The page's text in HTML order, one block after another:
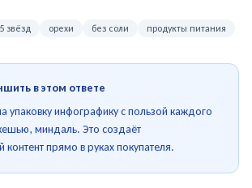
5 звёзд орехи без соли продукты питания
в этом ответе
упаковку инфографику с пользой каждого
миндаль. Это создаёт
контент прямо в руках покупателя.